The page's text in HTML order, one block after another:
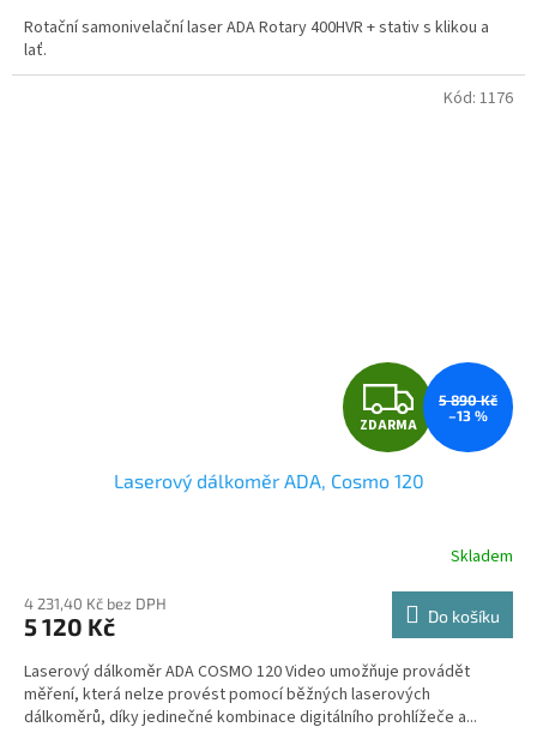
z
5
hvězdiček.
Rotační samonivelační laser ADA Rotary 400HVR + stativ s klikou a
lať.
Z
D
A
M
A
ZDARMA
5 890 Kč
–13 %
Laserový dálkoměr ADA, Cosmo 120
produktu
je
z
5
hvězdiček.
Skladem
4 231,40 Kč bez DPH
5 120 Kč Do košíku
Laserový dálkoměr ADA COSMO 120 Video umožňuje provádět
měření, která nelze provést pomocí běžných laserových
dálkoměrů, díky jedinečné kombinace digitálního prohlížeče a...
Kód: 1176